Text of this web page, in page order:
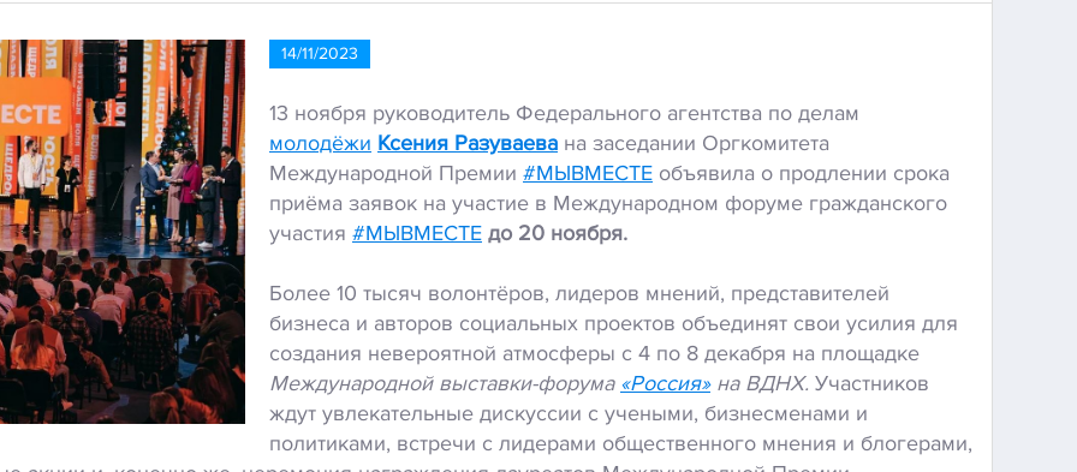
14/11/2023
13 ноября руководитель Федерального агентства по делам
молодёжи Ксения Разуваева на заседании Оргкомитета
Международной Премии #МЫВМЕСТЕ объявила о продлении срока
приёма заявок на участие в Международном форуме гражданского
участия #МЫВМЕСТЕ до 20 ноября.
Более 10 тысяч волонтёров, лидеров мнений, представителей
бизнеса и авторов социальных проектов объединят свои усилия для
создания невероятной атмосферы с 4 по 8 декабря на площадке
Международной выставки-форума «Россия»на ВДНХ. Участников
ждут увлекательные дискуссии с учеными, бизнесменами и
политиками, встречи с лидерами общественного мнения и блогерами,